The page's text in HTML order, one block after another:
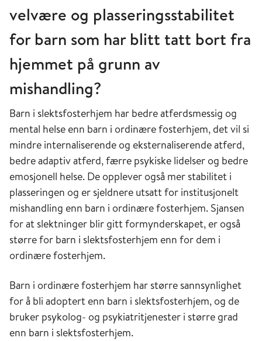
velvære og plasseringsstabilitet
for barn som har blitt tatt bort fra
hjemmet på grunn av
mishandling?
Barn i slektsfosterhjem har bedre atferdsmessig og
mental helse enn barn i ordinære fosterhjem, det vil si
mindre internaliserende og eksternaliserende atferd,
bedre adaptiv atferd, færre psykiske lidelser og bedre
emosjonell helse. De opplever også mer stabilitet i
plasseringen og er sjeldnere utsatt for institusjonelt
mishandling enn barn i ordinære fosterhjem. Sjansen
for at slektninger blir gitt formynderskapet, er også
større for barn i slektsfosterhjem enn for dem i
ordinære fosterhjem.
Barn i ordinære fosterhjem har større sannsynlighet
for å bli adoptert enn barn i slektsfosterhjem, og de
bruker psykolog- og psykiatritjenester i større grad
enn barn i slektsfosterhjem.